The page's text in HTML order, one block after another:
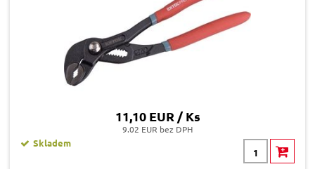
11,10 EUR / Ks
9.02 EUR bez DPH
Skladem